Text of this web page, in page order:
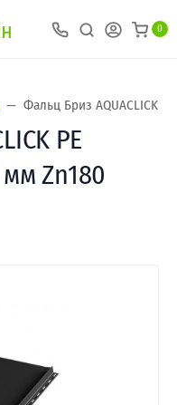
0
Фальц Бриз AQUACLICK
PE
Zn180